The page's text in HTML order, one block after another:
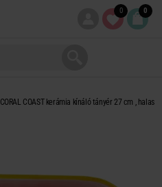
0 0
CORAL COAST kerámia kínáló tányér 27 cm , halas